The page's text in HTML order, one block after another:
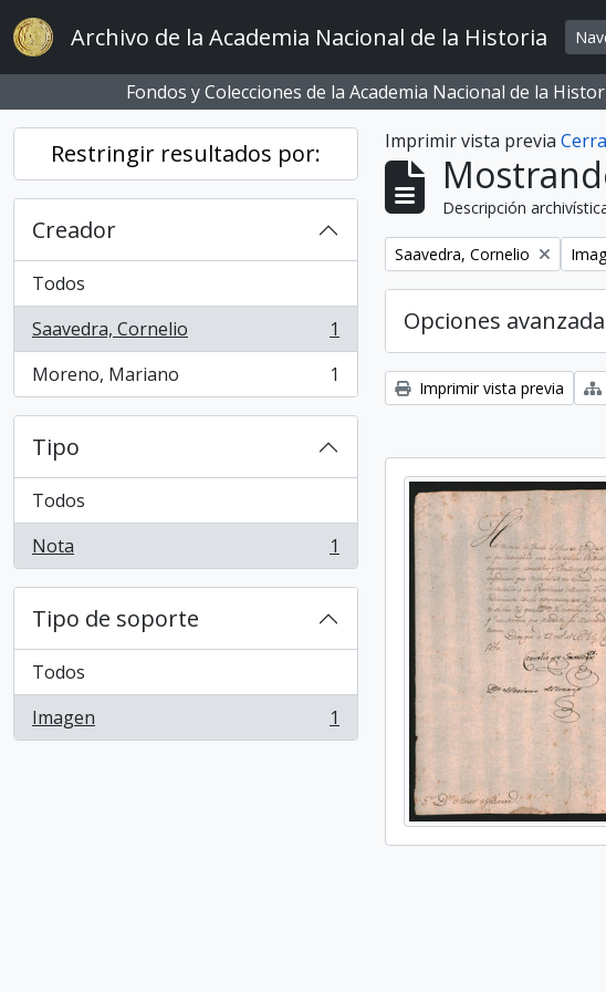
Skip to main content
Archivo de la Academia Nacional de la Historia
Fondos y Colecciones de la Academia Nacional de la
Restringir resultados por:
Creador
Todos
Saavedra, Cornelio
, 1 resultados
1
Moreno, Mariano
, 1 resultados 1
Tipo
Todos
Nota
, 1 resultados 1
Tipo de soporte
Todos
Imagen
, 1 resultados 1
Imprimir vista previa
Descripción
Remove filter:
Saavedra, Cornelio
Opciones
Imprimir vista previa